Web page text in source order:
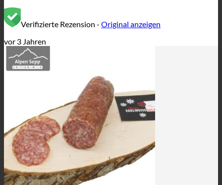
Verifizierte Rezension - Original anzeigen
vor 3 Jahren